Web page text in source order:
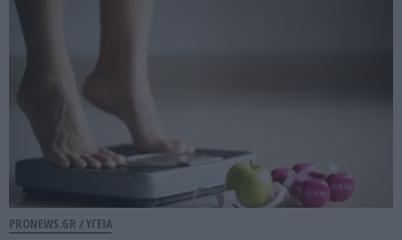
PRONEWS.GR /ΥΓΕΙΑ